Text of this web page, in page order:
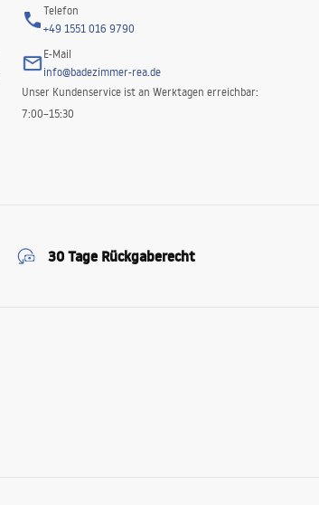
Telefon
+49 1551 016 9790
E-Mail
info@badezimmer-rea.de
Unser Kundenservice ist an Werktagen erreichbar:
7:00–15:30
30 Tage Rückgaberecht